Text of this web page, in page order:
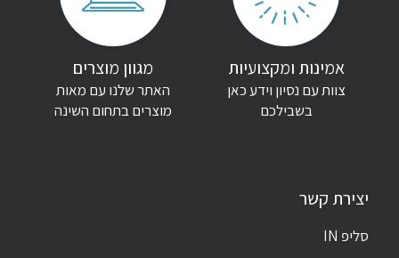
שמור בדפדפן זה את השם, האימייל והאתר שלי לפעם הבאה שאגיב.
אמינות ומקצועיות
צוות עם נסיון וידע כאן
בשבילכם
מגוון מוצרים
האתר שלנו עם מאות
מוצרים בתחום השינה
יצירת קשר
סליפ IN